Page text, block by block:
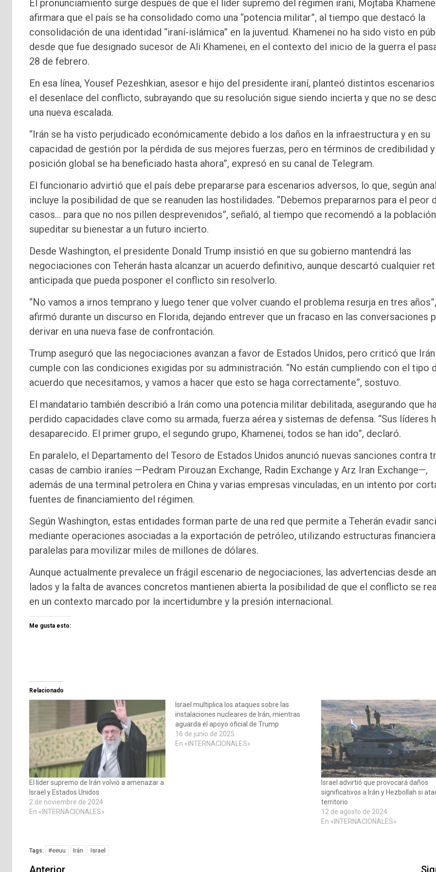
El pronunciamiento surge después de que el líder supremo del régimen iraní, Mojtaba
afirmara que el país se ha consolidado como una “potencia militar”, al tiempo que destacó la
consolidación de una identidad “iraní-islámica” en la juventud. Khamenei no ha sido visto en
desde que fue designado sucesor de Ali Khamenei, en el contexto del inicio de la guerra el
28 de febrero.
En esa línea, Yousef Pezeshkian, asesor e hijo del presidente iraní, planteó distintos
el desenlace del conflicto, subrayando que su resolución sigue siendo incierta y que no se
una nueva escalada.
“Irán se ha visto perjudicado económicamente debido a los daños en la infraestructura y en su
capacidad de gestión por la pérdida de sus mejores fuerzas, pero en términos de credibilidad y
posición global se ha beneficiado hasta ahora”, expresó en su canal de Telegram.
El funcionario advirtió que el país debe prepararse para escenarios adversos, lo que, según
incluye la posibilidad de que se reanuden las hostilidades. “Debemos prepararnos para el peor
casos… para que no nos pillen desprevenidos”, señaló, al tiempo que recomendó a la
supeditar su bienestar a un futuro incierto.
Desde Washington, el presidente Donald Trump insistió en que su gobierno mantendrá las
negociaciones con Teherán hasta alcanzar un acuerdo definitivo, aunque descartó cualquier
anticipada que pueda posponer el conflicto sin resolverlo.
“No vamos a irnos temprano y luego tener que volver cuando el problema resurja en tres años”,
afirmó durante un discurso en Florida, dejando entrever que un fracaso en las conversaciones
derivar en una nueva fase de confrontación.
Trump aseguró que las negociaciones avanzan a favor de Estados Unidos, pero criticó que
cumple con las condiciones exigidas por su administración. “No están cumpliendo con el tipo
acuerdo que necesitamos, y vamos a hacer que esto se haga correctamente”, sostuvo.
El mandatario también describió a Irán como una potencia militar debilitada, asegurando que
perdido capacidades clave como su armada, fuerza aérea y sistemas de defensa. “Sus líderes
desaparecido. El primer grupo, el segundo grupo, Khamenei, todos se han ido”, declaró.
En paralelo, el Departamento del Tesoro de Estados Unidos anunció nuevas sanciones contra
casas de cambio iraníes —Pedram Pirouzan Exchange, Radin Exchange y Arz Iran Exchange—,
además de una terminal petrolera en China y varias empresas vinculadas, en un intento por
fuentes de financiamiento del régimen.
Según Washington, estas entidades forman parte de una red que permite a Teherán evadir
mediante operaciones asociadas a la exportación de petróleo, utilizando estructuras
paralelas para movilizar miles de millones de dólares.
Aunque actualmente prevalece un frágil escenario de negociaciones, las advertencias desde
lados y la falta de avances concretos mantienen abierta la posibilidad de que el conflicto se
en un contexto marcado por la incertidumbre y la presión internacional.
Me gusta esto:
Relacionado
El líder supremo de Irán volvió a amenazar a
Israel y Estados Unidos
2 de noviembre de 2024
En «INTERNACIONALES»
Israel multiplica los ataques sobre las
instalaciones nucleares de Irán, mientras
aguarda el apoyo oficial de Trump
16 de junio de 2025
En «INTERNACIONALES»
Israel advirtió que provocará daños
significativos a Irán y Hezbollah si
territorio
12 de agosto de 2024
En «INTERNACIONALES»
Tags: #eeuu Irán Israel